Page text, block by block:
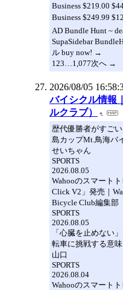
Business $219.00
Business $249.99
AD Bundle Hunt ~
SupaSidebar
ル buy now! →
123…1,077次へ →
2026/08/05
バイシクル情報
ルクラブ）
歴代優勝者がすご
島カップMt.鳥海バ
せいちゃん
SPORTS
2026.08.05
Wahooのスマート
Click V2」発売｜
Bicycle Club編集部
SPORTS
2026.08.05
「心臓を止めない
転車に挑戦する意味
山口
SPORTS
2026.08.04
Wahooのスマート